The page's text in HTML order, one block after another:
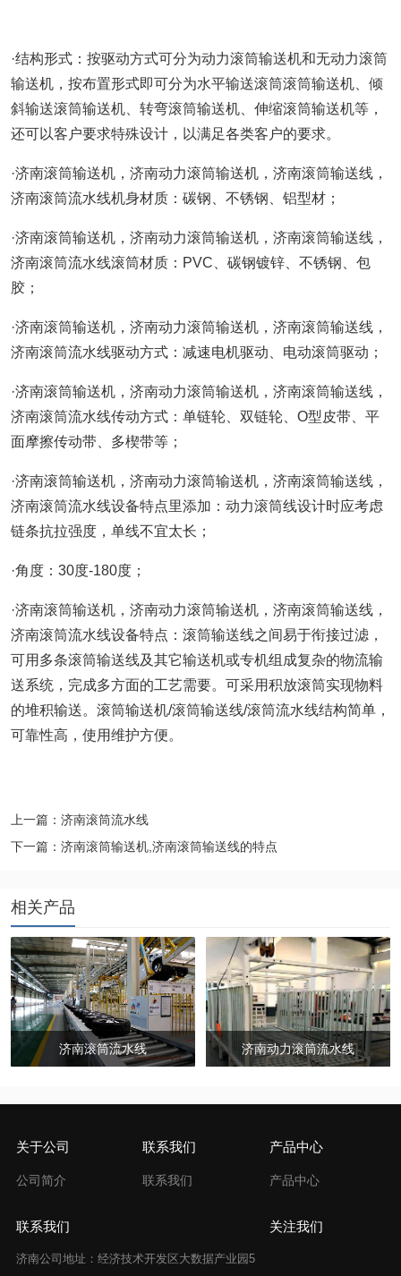
·结构形式：按驱动方式可分为动力滚筒输送机和无动力滚筒
输送机，按布置形式即可分为水平输送滚筒滚筒输送机、倾
斜输送滚筒输送机、转弯滚筒输送机、伸缩滚筒输送机等，
还可以客户要求特殊设计，以满足各类客户的要求。
·济南滚筒输送机，济南动力滚筒输送机，济南滚筒输送线，
济南滚筒流水线机身材质：碳钢、不锈钢、铝型材；
·济南滚筒输送机，济南动力滚筒输送机，济南滚筒输送线，
济南滚筒流水线滚筒材质：PVC、碳钢镀锌、不锈钢、包
胶；
·济南滚筒输送机，济南动力滚筒输送机，济南滚筒输送线，
济南滚筒流水线驱动方式：减速电机驱动、电动滚筒驱动；
·济南滚筒输送机，济南动力滚筒输送机，济南滚筒输送线，
济南滚筒流水线传动方式：单链轮、双链轮、O型皮带、平
面摩擦传动带、多楔带等；
·济南滚筒输送机，济南动力滚筒输送机，济南滚筒输送线，
济南滚筒流水线设备特点里添加：动力滚筒线设计时应考虑
链条抗拉强度，单线不宜太长；
·角度：30度-180度；
·济南滚筒输送机，济南动力滚筒输送机，济南滚筒输送线，
济南滚筒流水线设备特点：滚筒输送线之间易于衔接过滤，
可用多条滚筒输送线及其它输送机或专机组成复杂的物流输
送系统，完成多方面的工艺需要。可采用积放滚筒实现物料
的堆积输送。滚筒输送机/滚筒输送线/滚筒流水线结构简单，
可靠性高，使用维护方便。
上一篇：济南滚筒流水线
下一篇：济南滚筒输送机,济南滚筒输送线的特点
相关产品
济南滚筒流水线 济南动力滚筒流水线
关于公司
公司简介
联系我们
联系我们
产品中心
产品中心
联系我们
济南公司地址：经济技术开发区大数据产业园5
关注我们